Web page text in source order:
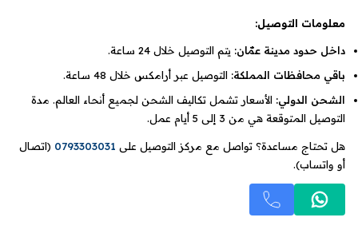
معلومات التوصيل:
داخل حدود مدينة عمّان: يتم التوصيل خلال 24 ساعة.
باقي محافظات المملكة: التوصيل عبر أرامكس خلال 48 ساعة.
الشحن الدولي: الأسعار تشمل تكاليف الشحن لجميع أنحاء العالم. مدة
التوصيل المتوقعة هي من 3 إلى 5 أيام عمل.
هل تحتاج مساعدة؟ تواصل مع مركز التوصيل على 0793303031 (اتصال
أو واتساب).